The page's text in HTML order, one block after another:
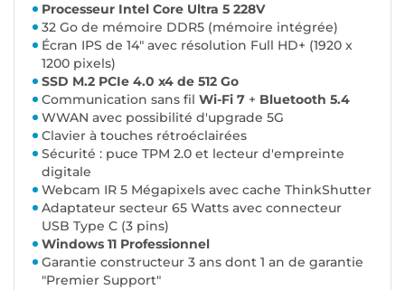
Processeur Intel Core Ultra 5 228V
32 Go de mémoire DDR5 (mémoire intégrée)
Écran IPS de 14" avec résolution Full HD+ (1920 x
1200 pixels)
SSD M.2 PCIe 4.0 x4 de 512 Go
Communication sans fil Wi-Fi 7 + Bluetooth 5.4
WWAN avec possibilité d'upgrade 5G
Clavier à touches rétroéclairées
Sécurité : puce TPM 2.0 et lecteur d'empreinte
digitale
Webcam IR 5 Mégapixels avec cache ThinkShutter
Adaptateur secteur 65 Watts avec connecteur
USB Type C (3 pins)
Windows 11 Professionnel
Garantie constructeur 3 ans dont 1 an de garantie
"Premier Support"